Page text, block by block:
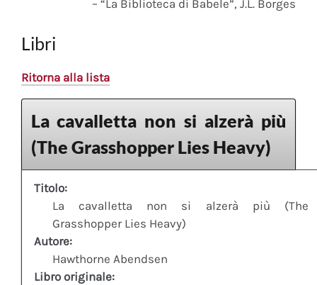
– “La Biblioteca di Babele”, J.L. Borges
Libri
Ritorna alla lista
La cavalletta non si alzerà più
(The Grasshopper Lies Heavy)
Titolo:
La cavalletta non si alzerà più (The
Grasshopper Lies Heavy)
Autore:
Hawthorne Abendsen
Libro originale: